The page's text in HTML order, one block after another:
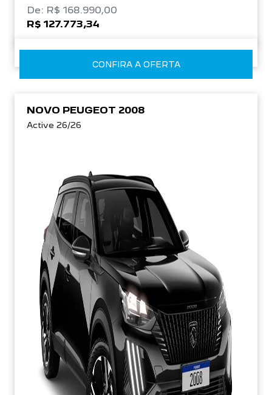
De: R$ 168.990,00
R$ 127.773,34
CONFIRA A OFERTA
NOVO PEUGEOT 2008
Active 26/26